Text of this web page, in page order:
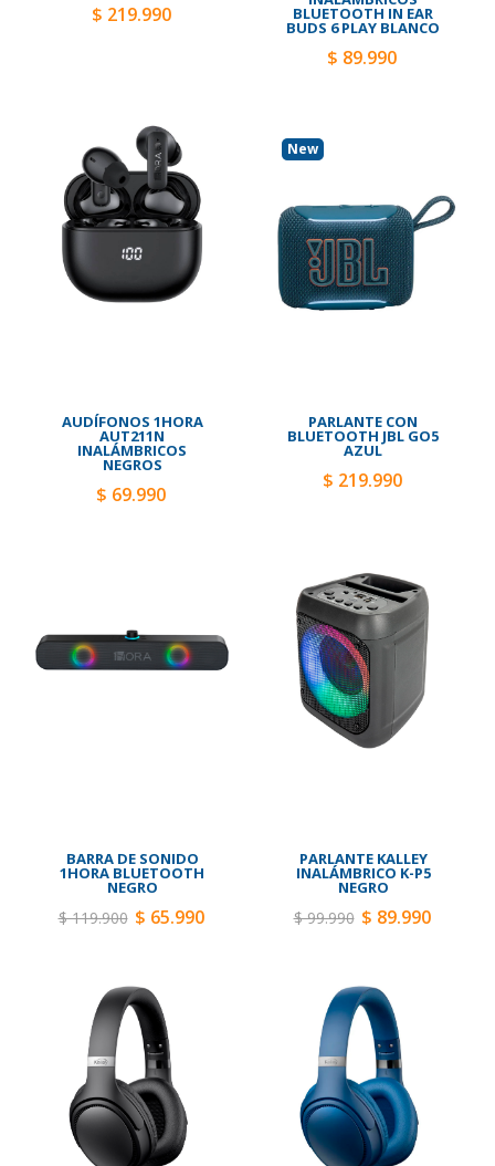
$ 219.990 BLUETOOTH IN EAR
BUDS 6 PLAY BLANCO
$ 89.990
AUDÍFONOS 1HORA
AUT211N
INALÁMBRICOS
NEGROS
$ 69.990
New
PARLANTE CON
BLUETOOTH JBL GO5
AZUL
$ 219.990
BARRA DE SONIDO
1HORA BLUETOOTH
NEGRO
$ 119.900 $ 65.990
PARLANTE KALLEY
INALÁMBRICO K-P5
NEGRO
$ 99.990 $ 89.990